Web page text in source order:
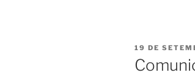
PUBLICADO
EM
19 DE